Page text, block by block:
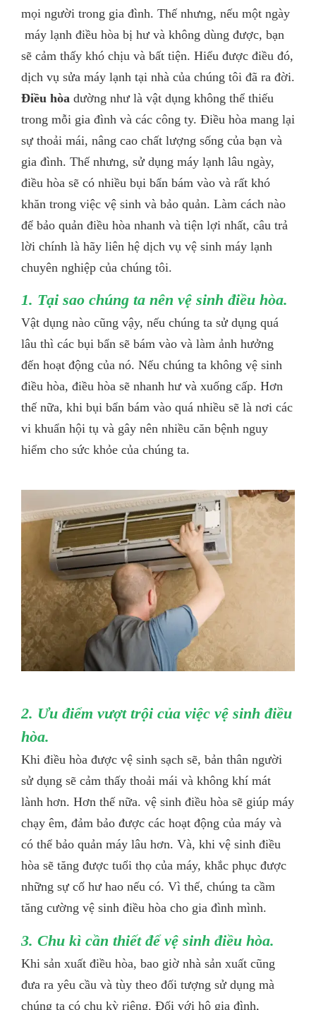
mọi người trong gia đình. Thế nhưng, nếu một ngày
máy lạnh điều hòa bị hư và không dùng được, bạn
sẽ cảm thấy khó chịu và bất tiện. Hiểu được điều đó,
dịch vụ sửa máy lạnh tại nhà của chúng tôi đã ra đời.
Điều hòa dường như là vật dụng không thể thiếu
trong mỗi gia đình và các công ty. Điều hòa mang lại
sự thoải mái, nâng cao chất lượng sống của bạn và
gia đình. Thế nhưng, sử dụng máy lạnh lâu ngày,
điều hòa sẽ có nhiều bụi bẩn bám vào và rất khó
khăn trong việc vệ sinh và bảo quản. Làm cách nào
để bảo quản điều hòa nhanh và tiện lợi nhất, câu trả
lời chính là hãy liên hệ dịch vụ vệ sinh máy lạnh
chuyên nghiệp của chúng tôi.
1. Tại sao chúng ta nên vệ sinh điều hòa.
Vật dụng nào cũng vậy, nếu chúng ta sử dụng quá
lâu thì các bụi bẩn sẽ bám vào và làm ảnh hưởng
đến hoạt động của nó. Nếu chúng ta không vệ sinh
điều hòa, điều hòa sẽ nhanh hư và xuống cấp. Hơn
thế nữa, khi bụi bẩn bám vào quá nhiều sẽ là nơi các
vi khuẩn hội tụ và gây nên nhiều căn bệnh nguy
hiểm cho sức khỏe của chúng ta.
2. Ưu điểm vượt trội của việc vệ sinh điều
hòa.
Khi điều hòa được vệ sinh sạch sẽ, bản thân người
sử dụng sẽ cảm thấy thoải mái và không khí mát
lành hơn. Hơn thế nữa. vệ sinh điều hòa sẽ giúp máy
chạy êm, đảm bảo được các hoạt động của máy và
có thể bảo quản máy lâu hơn. Và, khi vệ sinh điều
hòa sẽ tăng được tuổi thọ của máy, khắc phục được
những sự cố hư hao nếu có. Vì thế, chúng ta cầm
tăng cường vệ sinh điều hòa cho gia đình mình.
3. Chu kì cần thiết để vệ sinh điều hòa.
Khi sản xuất điều hòa, bao giờ nhà sản xuất cũng
đưa ra yêu cầu và tùy theo đối tượng sử dụng mà
chúng ta có chu kỳ riêng. Đối với hộ gia đình,